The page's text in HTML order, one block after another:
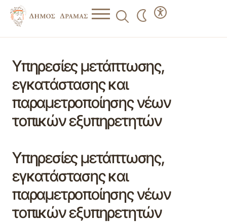
Υπηρεσίες μετάπτωσης,
εγκατάστασης και
παραμετροποίησης νέων
τοπικών εξυπηρετητών
Υπηρεσίες μετάπτωσης,
εγκατάστασης και
παραμετροποίησης νέων
τοπικών εξυπηρετητών